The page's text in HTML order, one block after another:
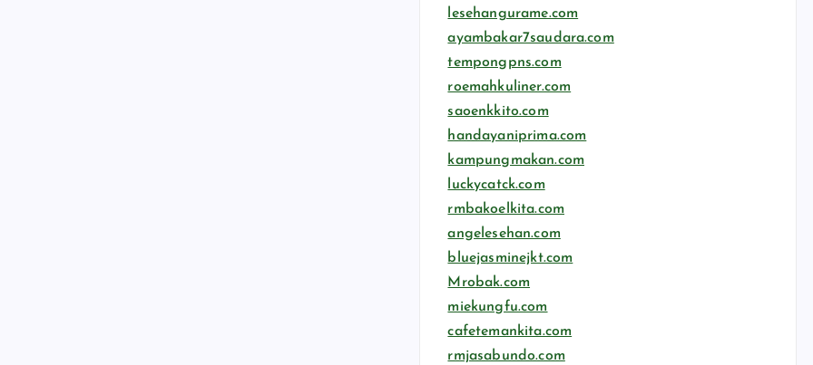
lesehangurame.com
ayambakar7saudara.com
tempongpns.com
roemahkuliner.com
saoenkkito.com
handayaniprima.com
kampungmakan.com
luckycatck.com
rmbakoelkita.com
angelesehan.com
bluejasminejkt.com
Mrobak.com
miekungfu.com
cafetemankita.com
rmjasabundo.com